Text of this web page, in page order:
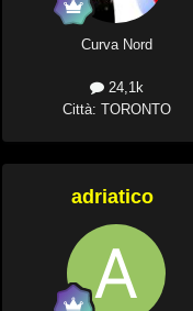
Curva Nord
24,1k
Città: TORONTO
adriatico